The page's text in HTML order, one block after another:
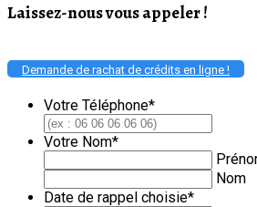
Laissez-nous vous appeler !
Demande de rachat de crédits en ligne !
Votre Téléphone*
Votre Nom*
Nom
Date de rappel choisie*